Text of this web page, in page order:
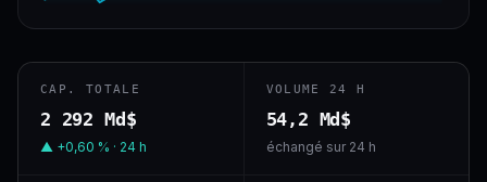
CAP. TOTALE
2 292 Md$
▲ +0,60 % · 24 h
VOLUME 24 H
54,2 Md$
échangé sur 24 h